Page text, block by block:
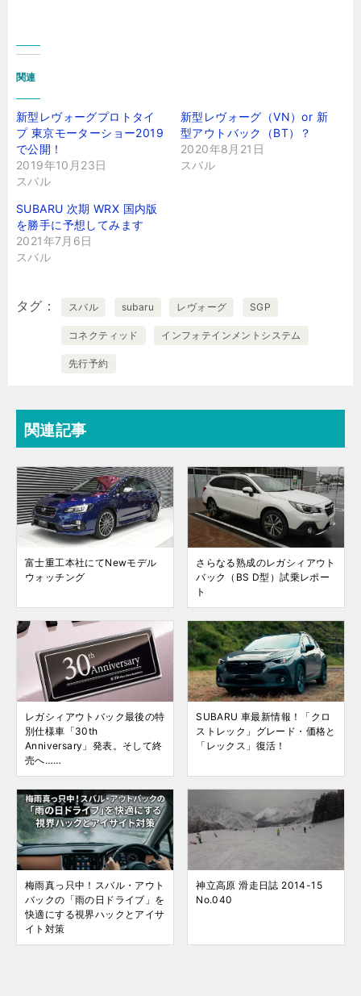
関連
新型レヴォーグプロトタイ
プ 東京モーターショー2019
で公開！
2019年10月23日
スバル
新型レヴォーグ（VN）or 新
型アウトバック（BT）？
2020年8月21日
スバル
SUBARU 次期 WRX 国内版
を勝手に予想してみます
2021年7月6日
スバル
タグ スバル subaru レヴォーグ SGP
コネクティッド インフォテインメントシステム
先行予約
関連記事
富士重工本社にてNewモデル
ウォッチング
さらなる熟成のレガシィアウト
バック（BS D型）試乗レポー
ト
レガシィアウトバック最後の特
別仕様車「30th
Anniversary」発表。そして終
売へ……
SUBARU 車最新情報！「クロ
ストレック」グレード・価格と
「レックス」復活！
梅雨真っ只中！スバル・アウト
バックの「雨の日ドライブ」を
快適にする視界ハックとアイサ
イト対策
神立高原 滑走日誌 2014-15
No.040